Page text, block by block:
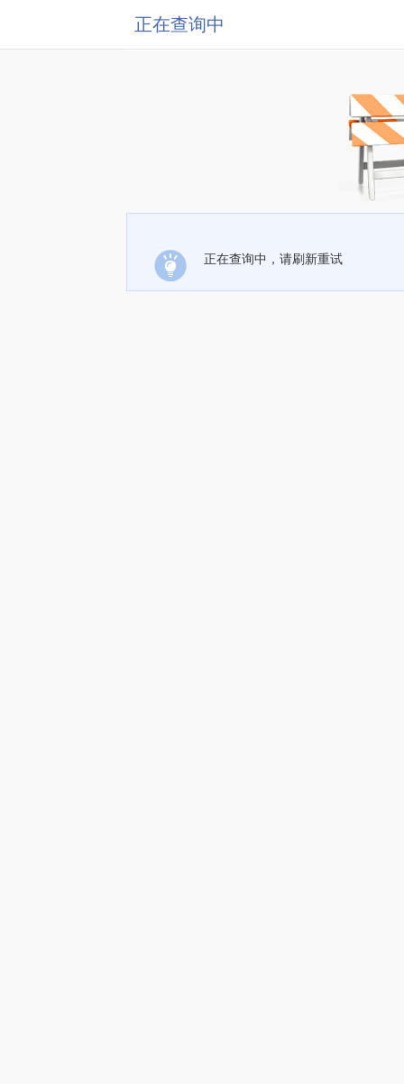
正在查询中
正在查询中，请刷新重试